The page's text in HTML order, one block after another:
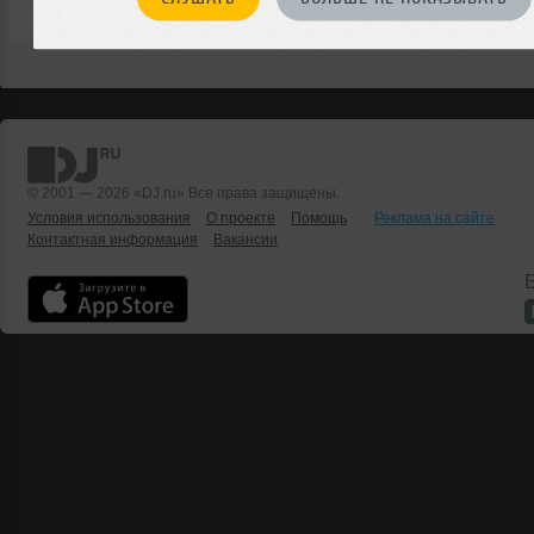
© 2001 — 2026 «DJ.ru» Все права защищены.
Условия использования
О проекте Помощь
Реклама на сайте
Контактная информация
Вакансии